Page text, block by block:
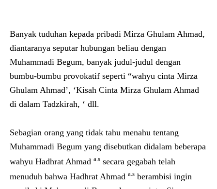
Banyak tuduhan kepada pribadi Mirza Ghulam Ahmad,
diantaranya seputar hubungan beliau dengan
Muhammadi Begum, banyak judul-judul dengan
bumbu-bumbu provokatif seperti “wahyu cinta Mirza
Ghulam Ahmad’, ‘Kisah Cinta Mirza Ghulam Ahmad
di dalam Tadzkirah, ‘ dll.
Sebagian orang yang tidak tahu menahu tentang
Muhammadi Begum yang disebutkan didalam beberapa
wahyu Hadhrat Ahmad a.s secara gegabah telah
menuduh bahwa Hadhrat Ahmad a.s berambisi ingin